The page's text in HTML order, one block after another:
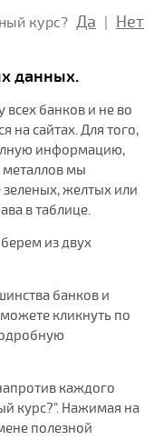
курс? Да | Нет
данных.
банков и не во
на сайтах. Для того,
информацию,
мы
желтых или
в таблице.
из двух
банков и
кликнуть по
каждого
курс?". Нажимая на
полезной